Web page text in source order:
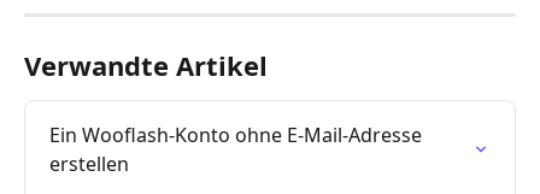
Verwandte Artikel
Ein Wooflash-Konto ohne E-Mail-Adresse
erstellen